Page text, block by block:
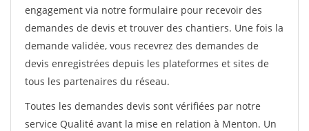
engagement via notre formulaire pour recevoir des
demandes de devis et trouver des chantiers. Une fois la
demande validée, vous recevrez des demandes de
devis enregistrées depuis les plateformes et sites de
tous les partenaires du réseau.
Toutes les demandes devis sont vérifiées par notre
service Qualité avant la mise en relation à Menton. Un